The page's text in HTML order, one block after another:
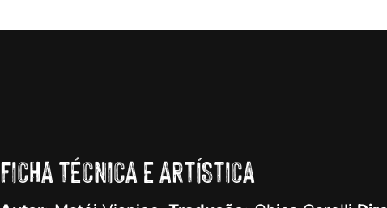
FICHA TÉCNICA E ARTÍSTICA